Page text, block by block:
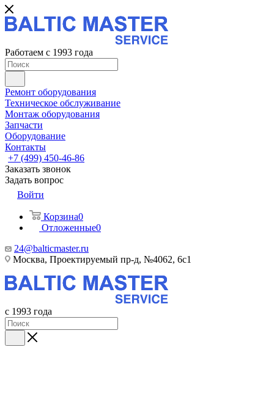
Работаем с 1993 года
Ремонт оборудования
Техническое обслуживание
Монтаж оборудования
Запчасти
Оборудование
Контакты
+7 (499) 450-46-86
Заказать звонок
Задать вопрос
Войти
Корзина0
Отложенные0
24@balticmaster.ru
Москва, Проектируемый пр-д, №4062, 6с1
с 1993 года